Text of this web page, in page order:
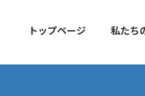
トップページ 私たち